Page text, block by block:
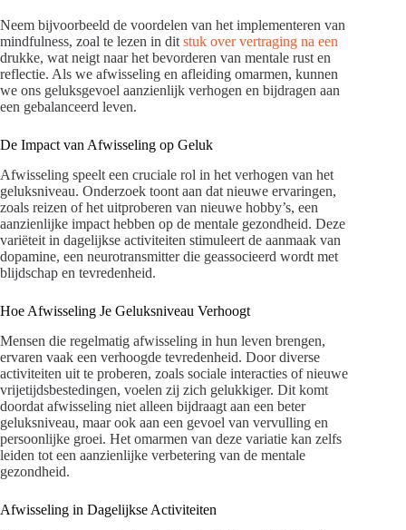
Neem bijvoorbeeld de voordelen van het implementeren van
mindfulness, zoal te lezen in dit stuk over vertraging na een
drukke, wat neigt naar het bevorderen van mentale rust en
reflectie. Als we afwisseling en afleiding omarmen, kunnen
we ons geluksgevoel aanzienlijk verhogen en bijdragen aan
een gebalanceerd leven.
De Impact van Afwisseling op Geluk
Afwisseling speelt een cruciale rol in het verhogen van het
geluksniveau. Onderzoek toont aan dat nieuwe ervaringen,
zoals reizen of het uitproberen van nieuwe hobby’s, een
aanzienlijke impact hebben op de mentale gezondheid. Deze
variëteit in dagelijkse activiteiten stimuleert de aanmaak van
dopamine, een neurotransmitter die geassocieerd wordt met
blijdschap en tevredenheid.
Hoe Afwisseling Je Geluksniveau Verhoogt
Mensen die regelmatig afwisseling in hun leven brengen,
ervaren vaak een verhoogde tevredenheid. Door diverse
activiteiten uit te proberen, zoals sociale interacties of nieuwe
vrijetijdsbestedingen, voelen zij zich gelukkiger. Dit komt
doordat afwisseling niet alleen bijdraagt aan een beter
geluksniveau, maar ook aan een gevoel van vervulling en
persoonlijke groei. Het omarmen van deze variatie kan zelfs
leiden tot een aanzienlijke verbetering van de mentale
gezondheid.
Afwisseling in Dagelijkse Activiteiten